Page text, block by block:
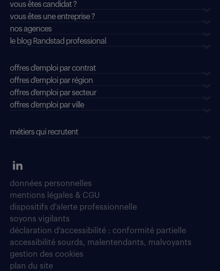
vous êtes candidat ?
vous êtes une entreprise ?
nos agences
le blog Randstad professional
offres d'emploi par contrat
offres d'emploi par région
offres d'emploi par secteur
offres d’emploi par ville
métiers qui recrutent
données personnelles
mentions légales & CGU
dispositifs d'alerte professionnelle
soyons vigilants
déclaration d'accessibilité : conformité partielle
accessibilité sourds, malentendants, malvoyants
gestion des cookies
plan du site